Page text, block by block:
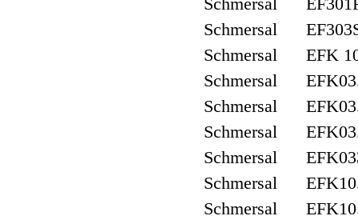
Schmersal
Schmersal
Schmersal EFK
Schmersal
Schmersal
Schmersal
Schmersal
Schmersal
Schmersal